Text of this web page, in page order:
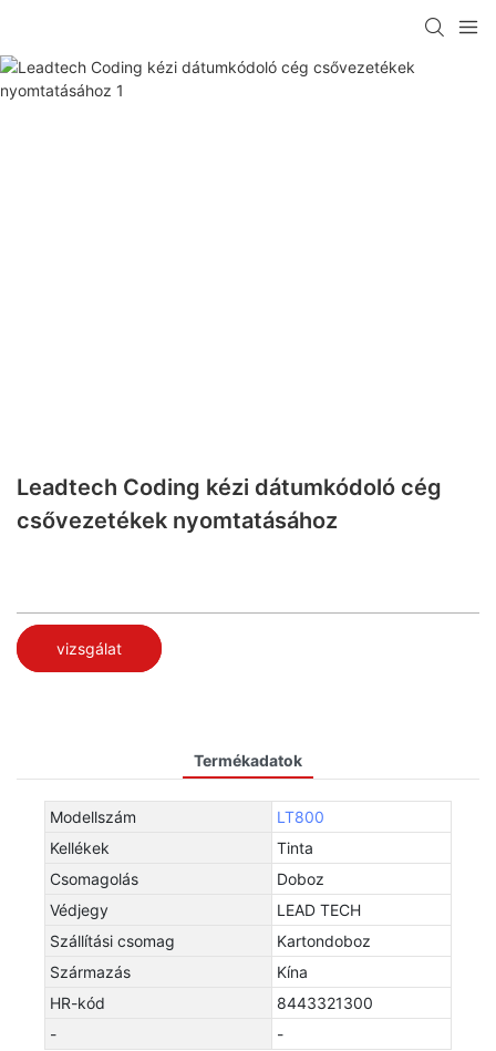
Leadtech Coding kézi dátumkódoló cég
csővezetékek nyomtatásához
vizsgálat
Termékadatok
Modellszám
LT800
Kellékek
Tinta
Csomagolás
Doboz
Védjegy
LEAD TECH
Szállítási csomag
Kartondoboz
Származás
Kína
HR-kód
8443321300
-
-